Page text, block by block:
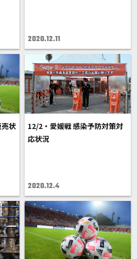
2020.12.11
状
12/2・愛媛戦 感染予防対策対
応状況
2020.12.4